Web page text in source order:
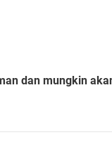
dan mungkin